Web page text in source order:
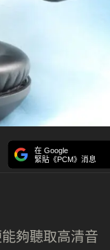
在 Google
緊貼《PCM》消息
夠聽取高清音